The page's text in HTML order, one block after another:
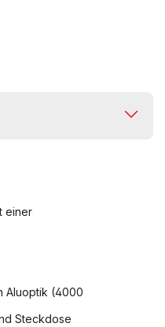
einer
Aluoptik (4000
Steckdose